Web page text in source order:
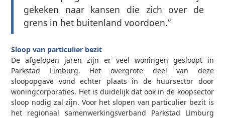
gekeken naar kansen die zich over de
grens in het buitenland voordoen.”
Sloop van particulier bezit
De afgelopen jaren zijn er veel woningen gesloopt in
Parkstad Limburg. Het overgrote deel van deze
sloopopgave vond echter plaats in de huursector door
woningcorporaties. Het is duidelijk dat ook in de koopsector
sloop nodig zal zijn. Voor het slopen van particulier bezit is
het regionaal samenwerkingsverband Parkstad Limburg